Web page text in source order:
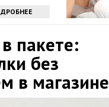
пакете:
без
в магазине